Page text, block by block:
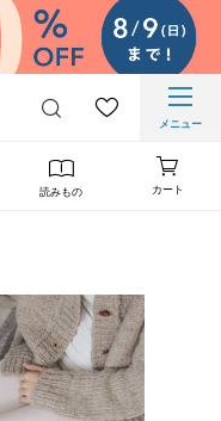
メニュー
読みもの カート